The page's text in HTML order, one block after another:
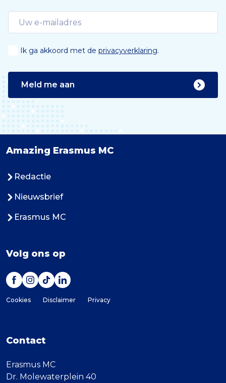
Ik ga akkoord met de privacyverklaring.
Meld me aan
Amazing Erasmus MC
Redactie
Nieuwsbrief
Erasmus MC
Volg ons op
Cookies Disclaimer Privacy
Contact
Erasmus MC
Dr. Molewaterplein 40